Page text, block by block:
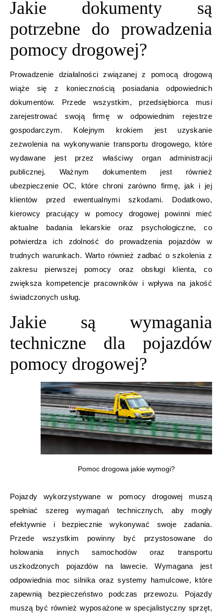
Jakie dokumenty są
potrzebne do prowadzenia
pomocy drogowej?
Prowadzenie działalności związanej z pomocą drogową
wiąże się z koniecznością posiadania odpowiednich
dokumentów. Przede wszystkim, przedsiębiorca musi
zarejestrować swoją firmę w odpowiednim rejestrze
gospodarczym. Kolejnym krokiem jest uzyskanie
zezwolenia na wykonywanie transportu drogowego, które
wydawane jest przez właściwy organ administracji
publicznej. Ważnym dokumentem jest również
ubezpieczenie OC, które chroni zarówno firmę, jak i jej
klientów przed ewentualnymi szkodami. Dodatkowo,
kierowcy pracujący w pomocy drogowej powinni mieć
aktualne badania lekarskie oraz psychologiczne, co
potwierdza ich zdolność do prowadzenia pojazdów w
trudnych warunkach. Warto również zadbać o szkolenia z
zakresu pierwszej pomocy oraz obsługi klienta, co
zwiększa kompetencje pracowników i wpływa na jakość
świadczonych usług.
Jakie są wymagania
techniczne dla pojazdów
pomocy drogowej?
Pomoc drogowa jakie wymogi?
Pojazdy wykorzystywane w pomocy drogowej muszą
spełniać szereg wymagań technicznych, aby mogły
efektywnie i bezpiecznie wykonywać swoje zadania.
Przede wszystkim powinny być przystosowane do
holowania innych samochodów oraz transportu
uszkodzonych pojazdów na lawecie. Wymagana jest
odpowiednia moc silnika oraz systemy hamulcowe, które
zapewnią bezpieczeństwo podczas przewozu. Pojazdy
muszą być również wyposażone w specjalistyczny sprzęt,